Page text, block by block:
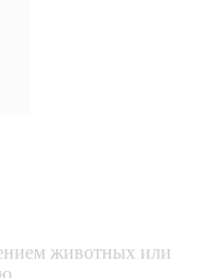
животных или